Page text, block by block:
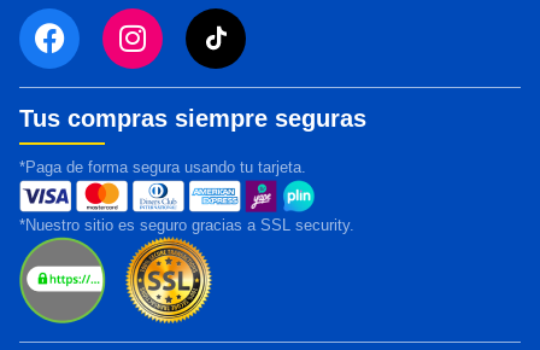
Tus compras siempre seguras
*Paga de forma segura usando tu tarjeta.
*Nuestro sitio es seguro gracias a SSL security.